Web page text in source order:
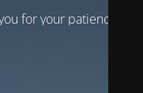
for your patience!